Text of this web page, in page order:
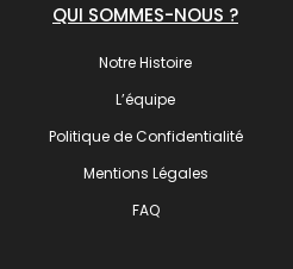
QUI SOMMES-NOUS ?
Notre Histoire
L’équipe
Politique de Confidentialité
Mentions Légales
FAQ